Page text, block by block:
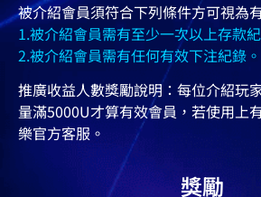
被介紹會員須符合下列條件方可視為
1.被介紹會員需有至少一次以上存款
2.被介紹會員需有任何有效下注紀錄。
推廣收益人數獎勵說明：每位介紹玩
量滿5000U才算有效會員，若使用上
樂官方客服。
獎勵